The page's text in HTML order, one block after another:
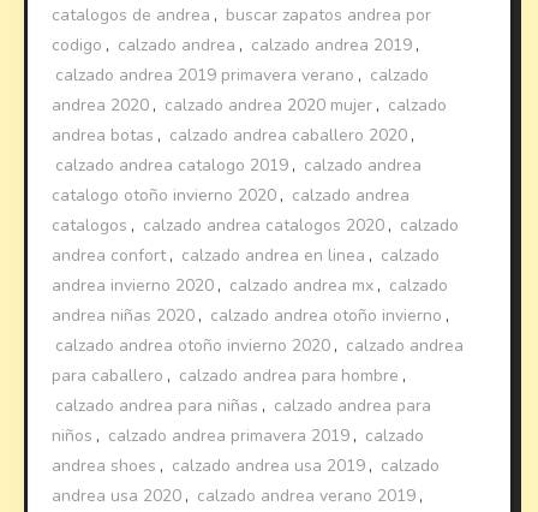
catalogos de andrea , buscar zapatos andrea por
codigo , calzado andrea , calzado andrea 2019 ,
calzado andrea 2019 primavera verano , calzado
andrea 2020 , calzado andrea 2020 mujer , calzado
andrea botas , calzado andrea caballero 2020 ,
calzado andrea catalogo 2019 , calzado andrea
catalogo otoño invierno 2020 , calzado andrea
catalogos , calzado andrea catalogos 2020 , calzado
andrea confort, calzado andrea en linea , calzado
andrea invierno 2020 , calzado andrea mx , calzado
andrea niñas 2020 , calzado andrea otoño invierno ,
calzado andrea otoño invierno 2020 , calzado andrea
para caballero , calzado andrea para hombre ,
calzado andrea para niñas , calzado andrea para
niños , calzado andrea primavera 2019 , calzado
andrea shoes , calzado andrea usa 2019 , calzado
andrea usa 2020 , calzado andrea verano 2019 ,